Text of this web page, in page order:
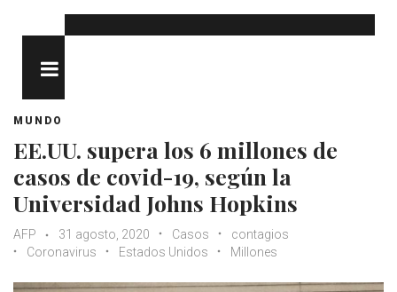
MUNDO
EE.UU. supera los 6 millones de
casos de covid-19, según la
Universidad Johns Hopkins
AFP 31 agosto, 2020 Casos
contagios
Coronavirus
Estados Unidos Millones